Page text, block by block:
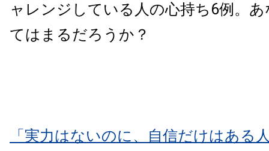
ャレンジしている人の心持ち6例。
てはまるだろうか？
「実力はないのに、自信だけはある